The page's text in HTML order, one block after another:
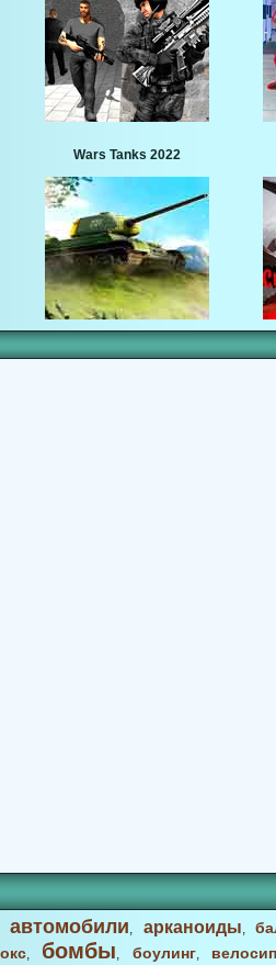
Wars Tanks 2022
автомобили, арканоиды,
, бомбы, боулинг,